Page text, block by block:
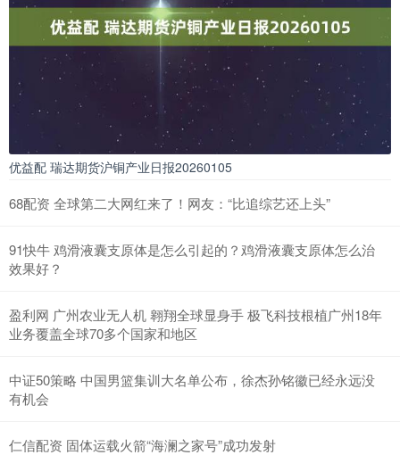
优益配 瑞达期货沪铜产业日报20260105
68配资 全球第二大网红来了！网友：“比追综艺还上头”
91快牛 鸡滑液囊支原体是怎么引起的？鸡滑液囊支原体怎么治
效果好？
盈利网 广州农业无人机 翱翔全球显身手 极飞科技根植广州18年
业务覆盖全球70多个国家和地区
中证50策略 中国男篮集训大名单公布，徐杰孙铭徽已经永远没
有机会
仁信配资 固体运载火箭“海澜之家号”成功发射